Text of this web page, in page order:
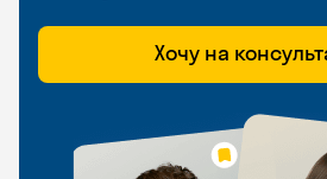
Хочу на